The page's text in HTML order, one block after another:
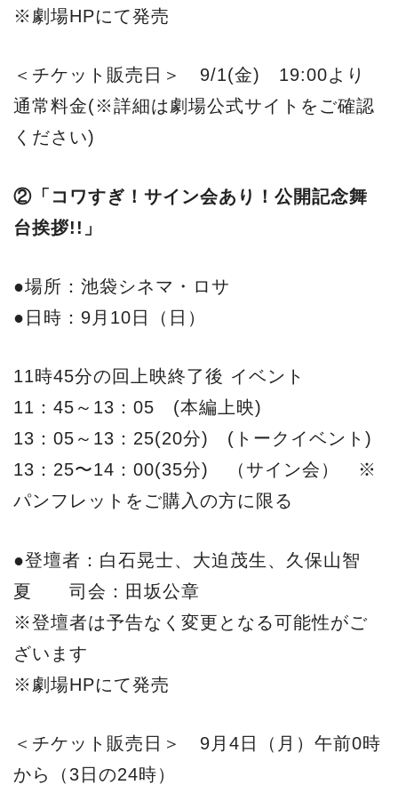
※劇場HPにて発売
＜チケット販売日＞ 9/1(金) 19:00より
通常料金(※詳細は劇場公式サイトをご確認
ください)
②「コワすぎ！サイン会あり！公開記念舞
台挨拶!!」
●場所：池袋シネマ・ロサ
●日時：9月10日（日）
11時45分の回上映終了後 イベント
11：45～13：05 (本編上映)
13：05～13：25(20分) (トークイベント)
13：25〜14：00(35分) （サイン会） ※
パンフレットをご購入の方に限る
●登壇者：白石晃士、大迫茂生、久保山智
夏 司会：田坂公章
※登壇者は予告なく変更となる可能性がご
ざいます
※劇場HPにて発売
＜チケット販売日＞ 9月4日（月）午前0時
から（3日の24時）